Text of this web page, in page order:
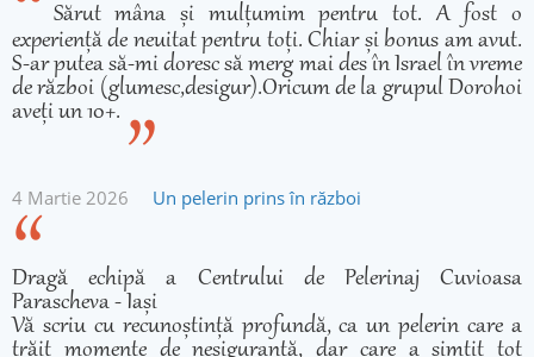
Sărut mâna și mulțumim pentru tot. A fost o
experiență de neuitat pentru toți. Chiar și bonus am avut.
S-ar putea să-mi doresc să merg mai des în Israel în vreme
de război (glumesc,desigur).Oricum de la grupul Dorohoi
aveți un 10+.
4 Martie 2026 Un pelerin prins în război
Dragă echipă a Centrului de Pelerinaj Cuvioasa
Parascheva - Iași
Vă scriu cu recunoștință profundă, ca un pelerin care a
trăit momente de nesiguranță, dar care a simțit tot